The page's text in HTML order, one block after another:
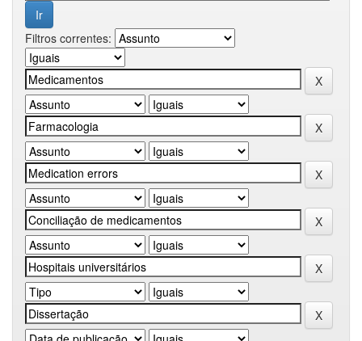
Filtros correntes: